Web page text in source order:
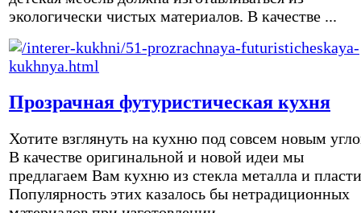
экологически чистых материалов. В качестве ...
Прозрачная футуристическая кухня
Хотите взглянуть на кухню под совсем новым
В качестве оригинальной и новой идеи мы
предлагаем Вам кухню из стекла металла и
Популярность этих казалось бы нетрадиционных